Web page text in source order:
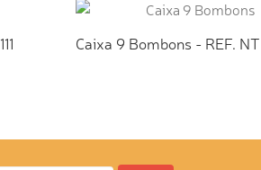
Caixa 9 Bombons - REF. NT